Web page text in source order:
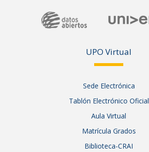
UPO Virtual
Sede Electrónica
Tablón Electrónico Oficial
Aula Virtual
Matrícula Grados
Biblioteca-CRAI